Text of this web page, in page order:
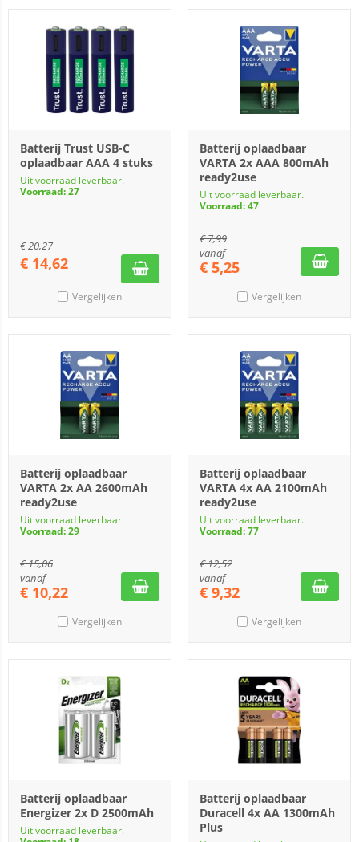
Batterij Trust USB-C
oplaadbaar AAA 4 stuks
Uit voorraad leverbaar.
Voorraad: 27
€20,27
€ 14,62
Vergelijken
Batterij oplaadbaar
VARTA 2x AAA 800mAh
ready2use
Uit voorraad leverbaar.
Voorraad: 47
€7,99
vanaf
€ 5,25
Vergelijken
Batterij oplaadbaar
VARTA 2x AA 2600mAh
ready2use
Uit voorraad leverbaar.
Voorraad: 29
€15,06
vanaf
€ 10,22
Vergelijken
Batterij oplaadbaar
VARTA 4x AA 2100mAh
ready2use
Uit voorraad leverbaar.
Voorraad: 77
€12,52
vanaf
€ 9,32
Vergelijken
Batterij oplaadbaar
Energizer 2x D 2500mAh
Uit voorraad leverbaar.
Batterij oplaadbaar
Duracell 4x AA 1300mAh
Plus